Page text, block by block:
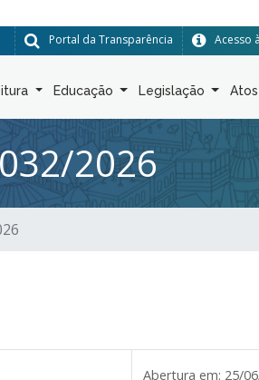
Acesso
Portal da Transparência
Educação Legislação
2026
Abertura em: 25/